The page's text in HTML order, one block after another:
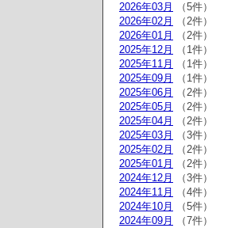
2026年03月
（5件）
2026年02月
（2件）
2026年01月
（2件）
2025年12月
（1件）
2025年11月
（1件）
2025年09月
（1件）
2025年06月
（2件）
2025年05月
（2件）
2025年04月
（2件）
2025年03月
（3件）
2025年02月
（2件）
2025年01月
（2件）
2024年12月
（3件）
2024年11月
（4件）
2024年10月
（5件）
2024年09月
（7件）